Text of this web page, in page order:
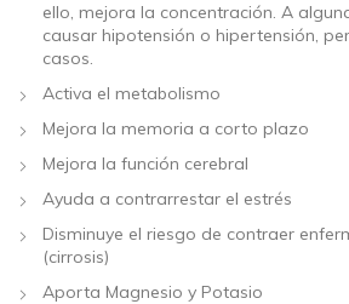
ello, mejora la concentración. A
causar hipotensión o hipertensión,
casos.
Activa el metabolismo
Mejora la memoria a corto plazo
Mejora la función cerebral
Ayuda a contrarrestar el estrés
Disminuye el riesgo de contraer
(cirrosis)
Aporta Magnesio y Potasio